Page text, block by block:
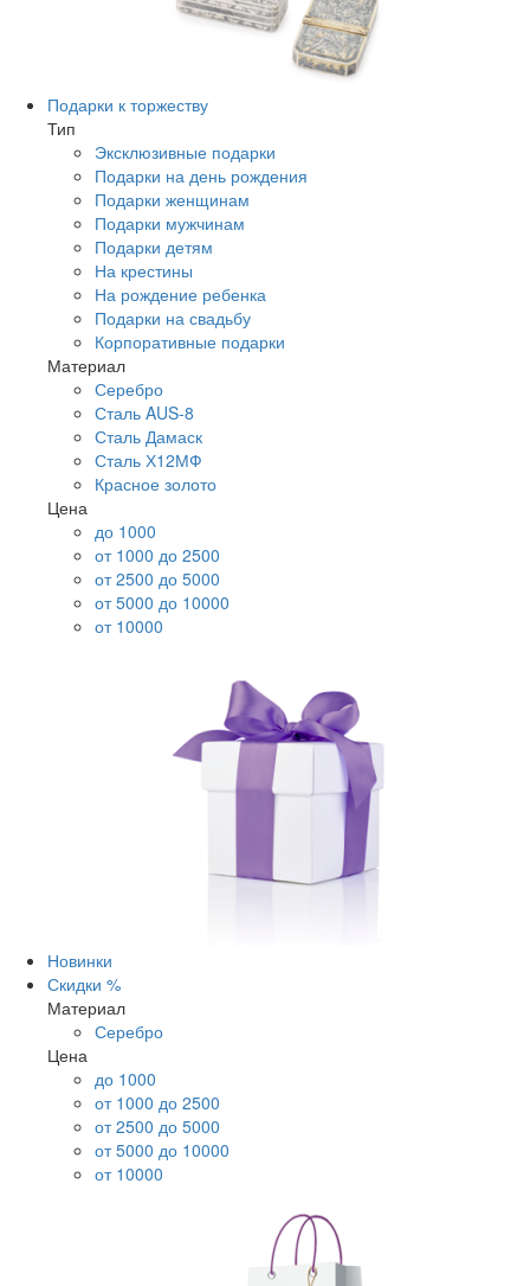
Подарки к торжеству
Тип
Эксклюзивные подарки
Подарки на день рождения
Подарки женщинам
Подарки мужчинам
Подарки детям
На крестины
На рождение ребенка
Подарки на свадьбу
Корпоративные подарки
Материал
Серебро
Сталь AUS-8
Сталь Дамаск
Сталь Х12МФ
Красное золото
Цена
до 1000
от 1000 до 2500
от 2500 до 5000
от 5000 до 10000
от 10000
Новинки
Скидки %
Материал
Серебро
Цена
до 1000
от 1000 до 2500
от 2500 до 5000
от 5000 до 10000
от 10000